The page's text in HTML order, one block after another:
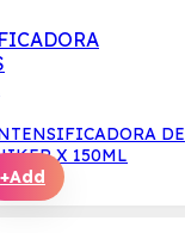
DE
X 150ML
+Add